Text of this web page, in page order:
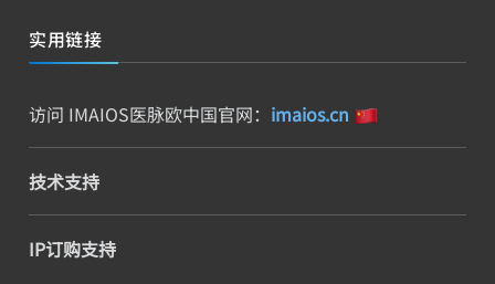
实用链接
访问 IMAIOS医脉欧中国官网： imaios.cn
技术支持
IP订购支持